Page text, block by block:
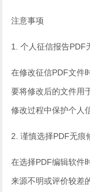
注意事项
1. 个人征信报告PDF
在修改征信PDF文件
要将修改后的文件用
修改过程中保护个人
2. 谨慎选择PDF无痕
在选择PDF编辑软件
来源不明或评价较差